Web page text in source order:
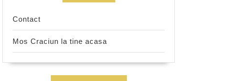
Contact
Mos Craciun la tine acasa